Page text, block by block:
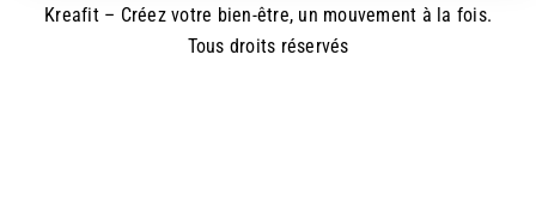
Kreafit – Créez votre bien-être, un mouvement à la fois.
Tous droits réservés